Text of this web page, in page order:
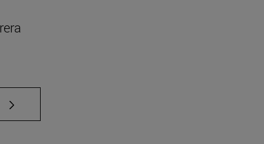
TAB para desplazarse.